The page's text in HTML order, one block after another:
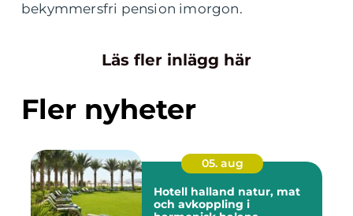
bekymmersfri pension imorgon.
Läs fler inlägg här
Fler nyheter
05. aug
Hotell halland natur, mat
och avkoppling i